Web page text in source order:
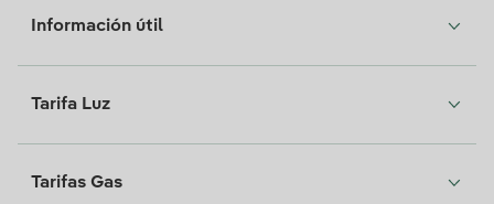
Información útil
Tarifa Luz
Tarifas Gas